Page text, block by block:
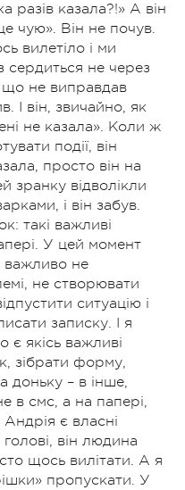
разів казала?!» А він
чую». Він не почув.
вилетіло і ми
сердиться не через
що не виправдав
І він, звичайно, як
не казала». Коли ж
події, він
просто він на
зранку відволікли
і він забув.
такі важливі
У цей момент
важливо не
не створювати
ситуацію і
записку. І я
є якісь важливі
зібрати форму,
доньку – в інше,
в смс, а на папері,
є власні
голові, він людина
щось вилітати. А я
пропускати. У